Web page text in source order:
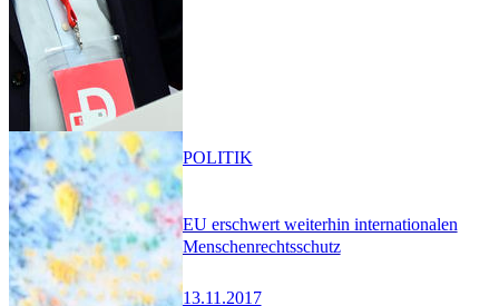
EU erschwert weiterhin internationalen
Menschenrechtsschutz
13.11.2017
POLITIK